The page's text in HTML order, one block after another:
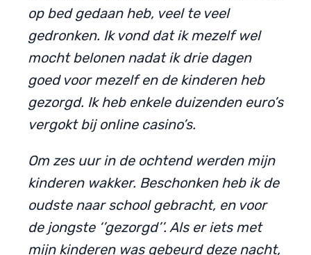
op bed gedaan heb, veel te veel
gedronken. Ik vond dat ik mezelf wel
mocht belonen nadat ik drie dagen
goed voor mezelf en de kinderen heb
gezorgd. Ik heb enkele duizenden euro’s
vergokt bij online casino’s.
Om zes uur in de ochtend werden mijn
kinderen wakker. Beschonken heb ik de
oudste naar school gebracht, en voor
de jongste ‘’gezorgd’’. Als er iets met
mijn kinderen was gebeurd deze nacht,